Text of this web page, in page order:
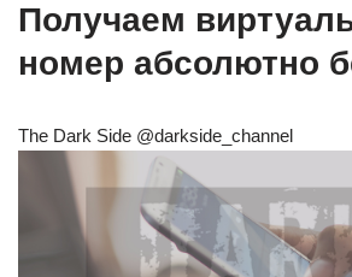
Получаем
номер абсолютно
The Dark Side @darkside_channel